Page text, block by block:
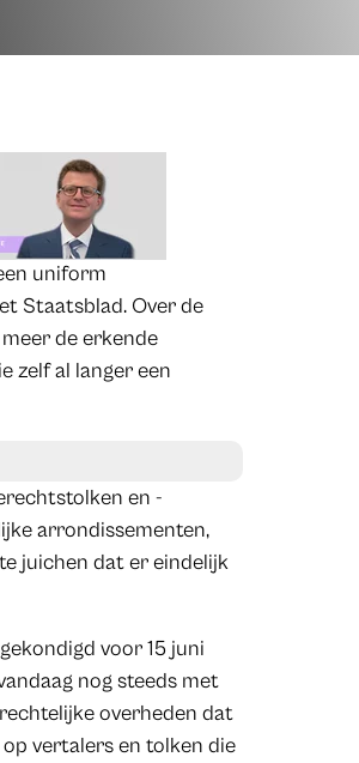
uniform
Staatsblad. Over de
de erkende
zelf al langer een
en -
arrondissementen,
juichen dat er eindelijk
voor 15 juni
nog steeds met
overheden dat
vertalers en tolken die